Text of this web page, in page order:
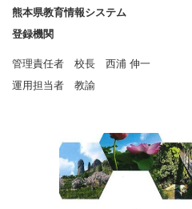
熊本県教育情報システム
登録機関
管理責任者 校長 西浦 伸一
運用担当者 教諭